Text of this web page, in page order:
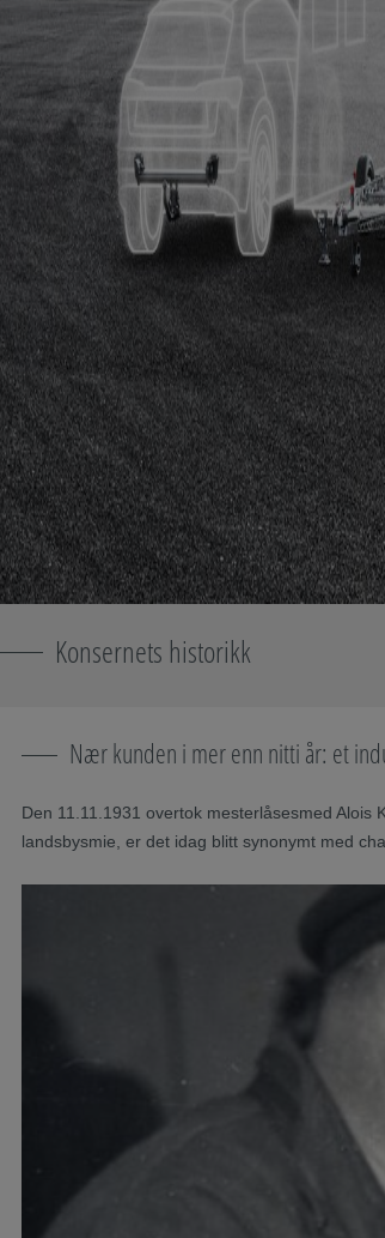
Konsernets historikk
Nær kunden i mer enn nitti år: et
Den 11.11.1931 overtok mesterlåsesmed
landsbysmie, er det idag blitt synonymt med